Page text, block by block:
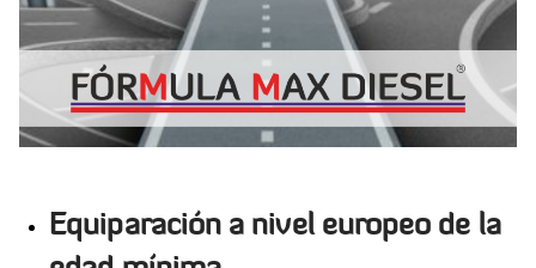
Equiparación a nivel europeo de la